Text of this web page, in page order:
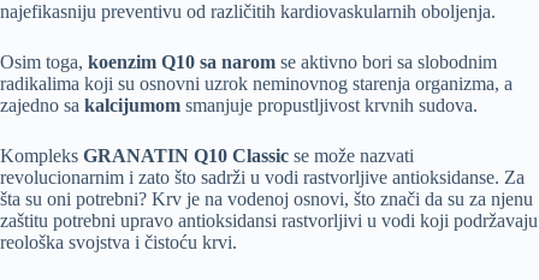
najefikasniju preventivu od različitih kardiovaskularnih oboljenja.
Osim toga, koenzim Q10 sa narom se aktivno bori sa slobodnim
radikalima koji su osnovni uzrok neminovnog starenja organizma, a
zajedno sa kalcijumom smanjuje propustljivost krvnih sudova.
Kompleks GRANATIN Q10 Classic se može nazvati
revolucionarnim i zato što sadrži u vodi rastvorljive antioksidanse. Za
šta su oni potrebni? Krv je na vodenoj osnovi, što znači da su za njenu
zaštitu potrebni upravo antioksidansi rastvorljivi u vodi koji podržavaju
reološka svojstva i čistoću krvi.